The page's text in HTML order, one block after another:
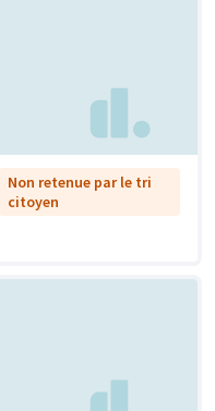
Non retenue par le tri
citoyen